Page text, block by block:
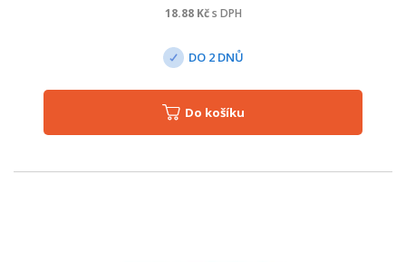
18.88Kč s DPH
DO 2 DNŮ
Do košíku